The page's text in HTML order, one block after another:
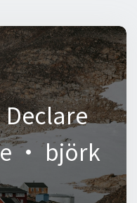
Declare
• björk
Declare
• björk